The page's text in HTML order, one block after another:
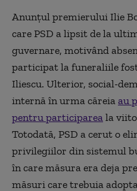
Anunțul premierului Ilie
care PSD a lipsit de la
guvernare, motivând
participat la funeraliile
Iliescu. Ulterior, social-
internă în urma căreiaau
pentru participareala
Totodată, PSD a cerut o
privilegiilor din sistemul
în care măsura era deja
măsuri care trebuia